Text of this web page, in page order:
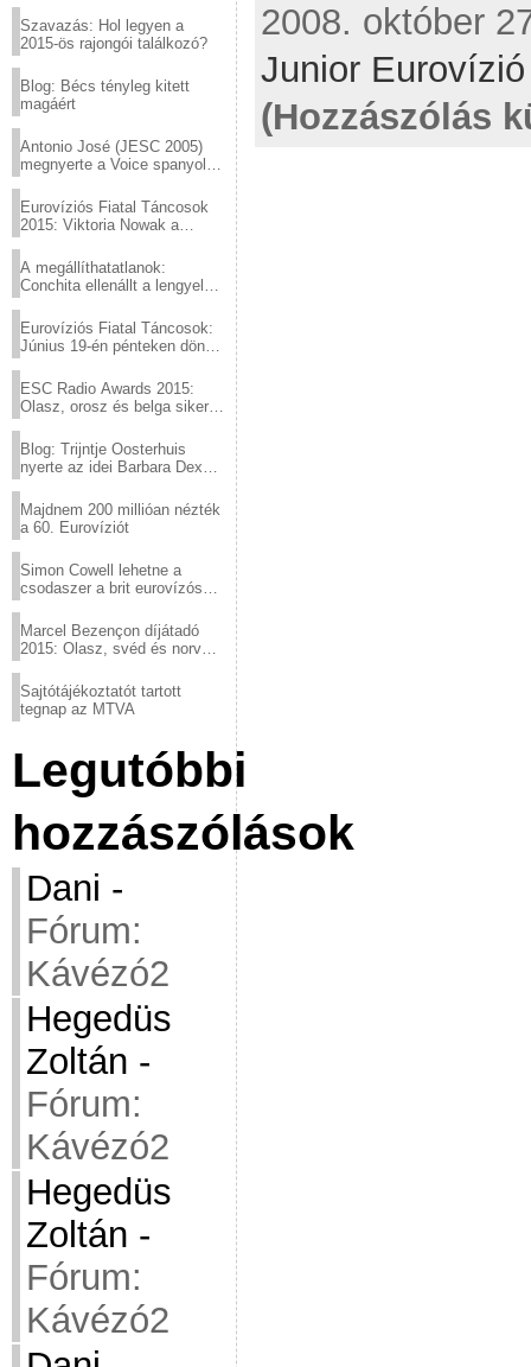
Szavazás: Hol legyen a
2015-ös rajongói találkozó?
Blog: Bécs tényleg kitett
magáért
Antonio José (JESC 2005)
megnyerte a Voice spanyol
Eurovíziós Fiatal Táncosok
2015: Viktoria Nowak a
A megállíthatatlanok:
Conchita ellenállt a lengyel
Eurovíziós Fiatal Táncosok:
Június 19-én pénteken döntő
ESC Radio Awards 2015:
Olasz, orosz és belga siker,
Blog: Trijntje Oosterhuis
nyerte az idei Barbara Dex
Majdnem 200 millióan nézték
a 60. Eurovíziót
Simon Cowell lehetne a
csodaszer a brit eurovízós
Marcel Bezençon díjátadó
2015: Olasz, svéd és norvég
Sajtótájékoztatót tartott
tegnap az MTVA
Legutóbbi
hozzászólások
Dani -
Fórum:
Kávézó2
Hegedüs
Zoltán -
Fórum:
Kávézó2
Hegedüs
Zoltán -
Fórum:
Kávézó2
2008. október
Junior
(Hozzászólás